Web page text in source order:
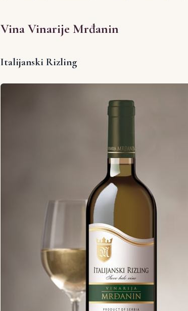
Vina Vinarije Mrđanin
Italijanski Rizling